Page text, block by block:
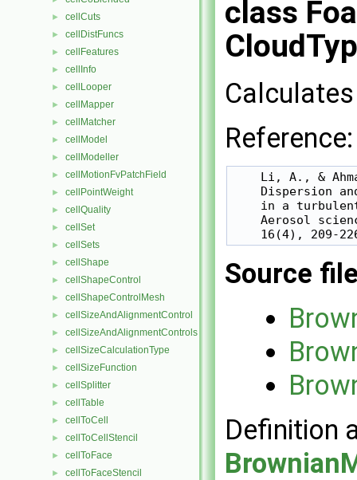
► cellCuts
► cellDistFuncs
► cellFeatures
► cellInfo
► cellLooper
► cellMapper
► cellMatcher
► cellModel
► cellModeller
► cellMotionFvPatchField
► cellPointWeight
► cellQuality
► cellSet
► cellSets
► cellShape
► cellShapeControl
► cellShapeControlMesh
► cellSizeAndAlignmentControl
► cellSizeAndAlignmentControls
► cellSizeCalculationType
► cellSizeFunction
► cellSplitter
► cellTable
► cellToCell
► cellToCellStencil
► cellToFace
► cellToFaceStencil
class
Reference:
Li, A., &
Dispersion
in a
Aerosol
Source
Definition